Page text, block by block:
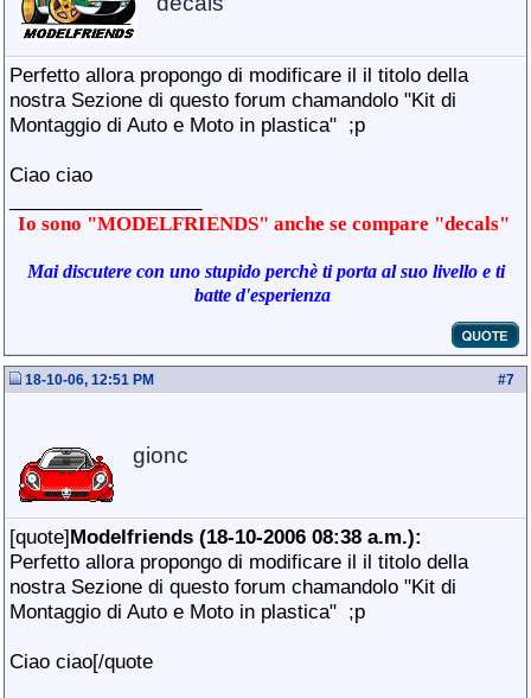
Perfetto allora propongo di modificare il il titolo della
nostra Sezione di questo forum chamandolo "Kit di
Montaggio di Auto e Moto in plastica" ;p
Ciao ciao
Io sono "MODELFRIENDS" anche se compare "decals"
Mai discutere con uno stupido perchè ti porta al suo livello e ti
batte d'esperienza
#7
18-10-06, 12:51 PM
gionc
[quote]Modelfriends (18-10-2006 08:38 a.m.):
Perfetto allora propongo di modificare il il titolo della
nostra Sezione di questo forum chamandolo "Kit di
Montaggio di Auto e Moto in plastica" ;p
Ciao ciao[/quote